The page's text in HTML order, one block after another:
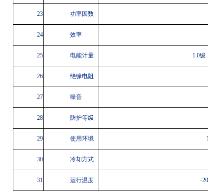
23 功率因数
24 效率
25 电能计量 1.0级，符
26 绝缘电阻
27 噪音
28 防护等级
29 使用环境 室内
30 冷却方式
31 运行温度 -